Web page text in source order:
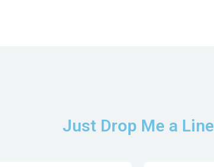
Just Drop Me a Line